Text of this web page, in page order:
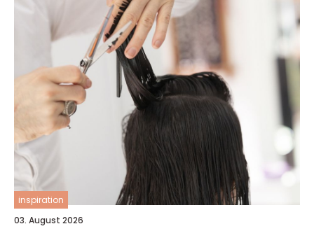
inspiration
03. August 2026